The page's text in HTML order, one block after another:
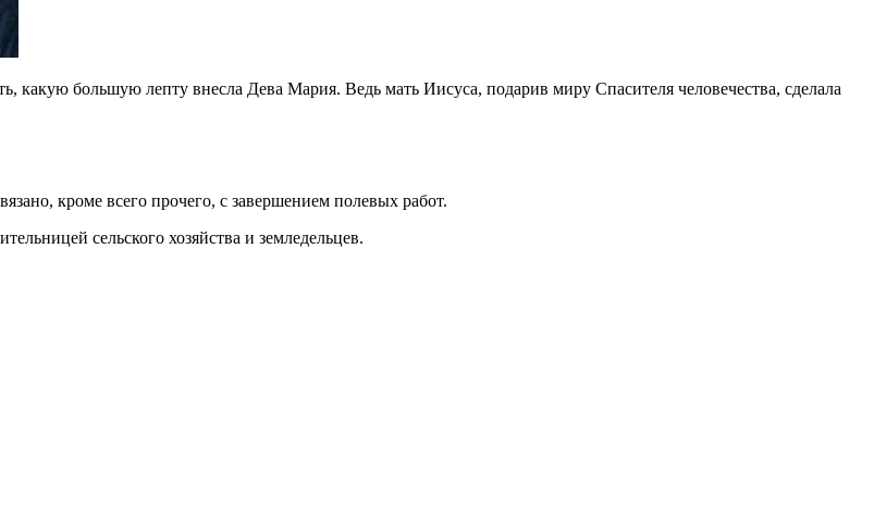
какую большую лепту внесла Дева Мария. Ведь мать Иисуса, подарив миру Спасителя человечества, сделала
кроме всего прочего, с завершением полевых работ.
сельского хозяйства и земледельцев.